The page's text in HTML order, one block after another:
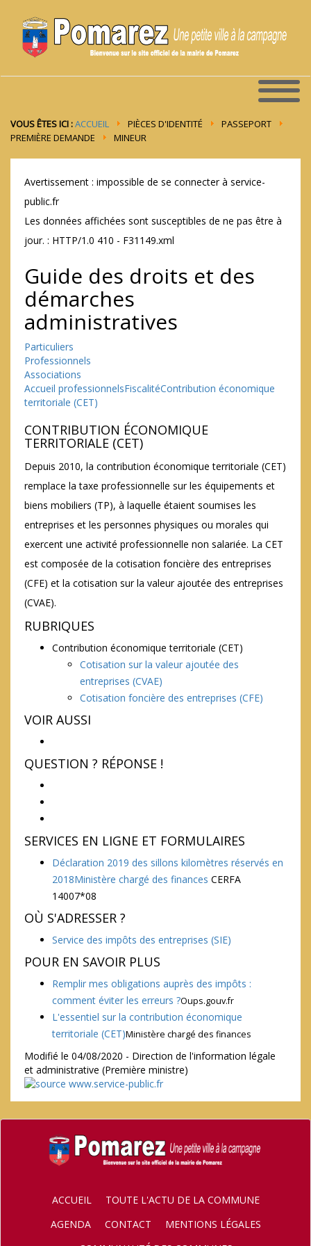
VOUS ÊTES ICI :ACCUEIL PIÈCES D'IDENTITÉ
PASSEPORT
PREMIÈRE DEMANDE
MINEUR
Avertissement : impossible de se connecter à service-
public.fr
Les données affichées sont susceptibles de ne pas être à
jour. : HTTP/1.0 410 - F31149.xml
Guide des droits et des
démarches
administratives
Particuliers
Professionnels
Associations
Accueil professionnelsFiscalitéContribution économique
territoriale (CET)
CONTRIBUTION ÉCONOMIQUE
TERRITORIALE (CET)
Depuis 2010, la contribution économique territoriale (CET)
remplace la taxe professionnelle sur les équipements et
biens mobiliers (TP), à laquelle étaient soumises les
entreprises et les personnes physiques ou morales qui
exercent une activité professionnelle non salariée. La CET
est composée de la cotisation foncière des entreprises
(CFE) et la cotisation sur la valeur ajoutée des entreprises
(CVAE).
RUBRIQUES
Contribution économique territoriale (CET)
Cotisation sur la valeur ajoutée des
entreprises (CVAE)
Cotisation foncière des entreprises (CFE)
VOIR AUSSI
QUESTION ? RÉPONSE !
SERVICES EN LIGNE ET FORMULAIRES
Déclaration 2019 des sillons kilomètres réservés en
2018Ministère chargé des finances CERFA
14007*08
OÙ S'ADRESSER ?
Service des impôts des entreprises (SIE)
POUR EN SAVOIR PLUS
Remplir mes obligations auprès des impôts :
comment éviter les erreurs ?Oups.gouv.fr
L'essentiel sur la contribution économique
territoriale (CET)Ministère chargé des finances
Modifié le 04/08/2020 - Direction de l'information légale
et administrative (Première ministre)
ACCUEIL
TOUTE L'ACTU DE LA COMMUNE
AGENDA
CONTACT
MENTIONS LÉGALES